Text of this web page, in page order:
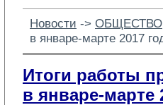
Новости -> ОБЩЕСТВО
в январе-марте 2017
Итоги работы
в январе-марте